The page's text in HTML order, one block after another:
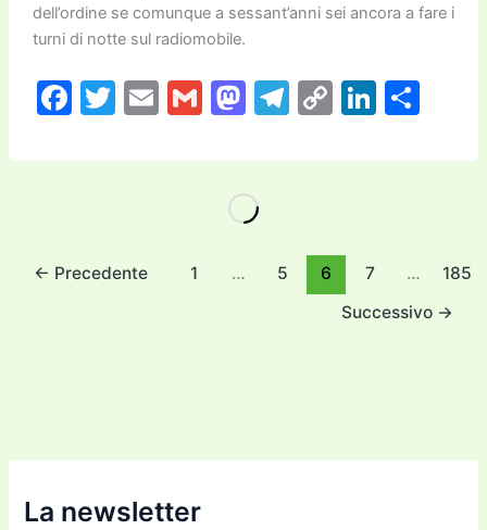
dell’ordine se comunque a sessant’anni sei ancora a fare i
turni di notte sul radiomobile.
F
c
o
T
itt
E
ai
G
ai
M
st
o
d
T
e
C
p
k
Li
k
C
n
di
← Precedente 1 … 5 6 7 …
185
Successivo →
La newsletter